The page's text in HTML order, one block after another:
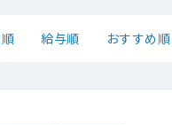
給与順 おすすめ順